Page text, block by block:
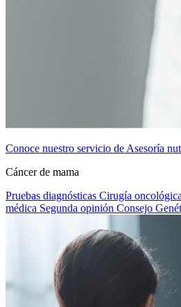
Conoce nuestro servicio de Asesoría
Cáncer de mama
Pruebas diagnósticas Cirugía
médica Segunda opinión Consejo